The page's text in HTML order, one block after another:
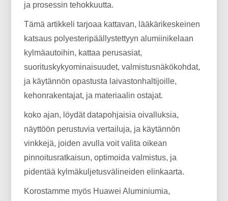
ja prosessin tehokkuutta.
Tämä artikkeli tarjoaa kattavan, lääkärikeskeinen
katsaus polyesteripäällystettyyn alumiinikelaan
kylmäautoihin, kattaa perusasiat,
suorituskykyominaisuudet, valmistusnäkökohdat,
ja käytännön opastusta laivastonhaltijoille,
kehonrakentajat, ja materiaalin ostajat.
koko ajan, löydät datapohjaisia ​​oivalluksia,
näyttöön perustuvia vertailuja, ja käytännön
vinkkejä, joiden avulla voit valita oikean
pinnoitusratkaisun, optimoida valmistus, ja
pidentää kylmäkuljetusvälineiden elinkaarta.
Korostamme myös Huawei Aluminiumia,